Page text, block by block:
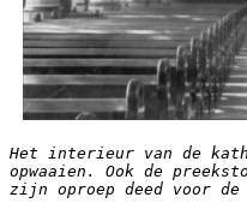
Het interieur van de
opwaaien. Ook de
zijn oproep deed voor